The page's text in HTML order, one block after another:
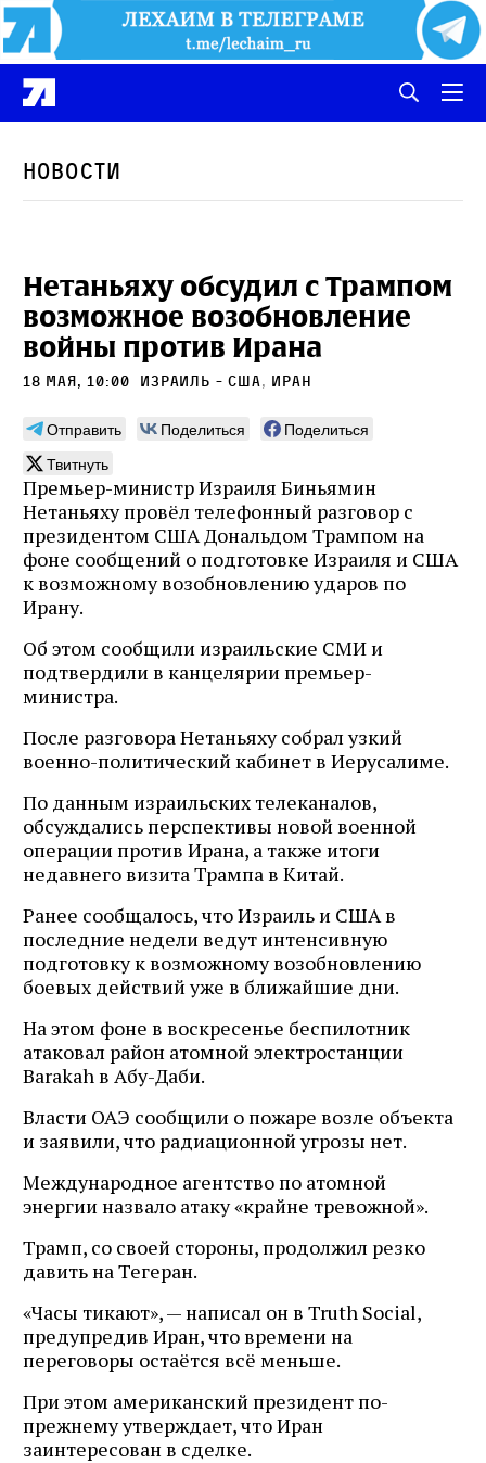
Новости
Нетаньяху обсудил с Трампом
возможное возобновление
войны против Ирана
18 мая, 10:00 Израиль - США, Иран
Отправить Поделиться
Поделиться
Твитнуть
Премьер-министр Израиля Биньямин
Нетаньяху провёл телефонный разговор с
президентом США Дональдом Трампом на
фоне сообщений о подготовке Израиля и США
к возможному возобновлению ударов по
Ирану.
Об этом сообщили израильские СМИ и
подтвердили в канцелярии премьер-
министра.
После разговора Нетаньяху собрал узкий
военно-политический кабинет в Иерусалиме.
По данным израильских телеканалов,
обсуждались перспективы новой военной
операции против Ирана, а также итоги
недавнего визита Трампа в Китай.
Ранее сообщалось, что Израиль и США в
последние недели ведут интенсивную
подготовку к возможному возобновлению
боевых действий уже в ближайшие дни.
На этом фоне в воскресенье беспилотник
атаковал район атомной электростанции
Barakah в Абу-Даби.
Власти ОАЭ сообщили о пожаре возле объекта
и заявили, что радиационной угрозы нет.
Международное агентство по атомной
энергии назвало атаку «крайне тревожной».
Трамп, со своей стороны, продолжил резко
давить на Тегеран.
«Часы тикают», — написал он в Truth Social,
предупредив Иран, что времени на
переговоры остаётся всё меньше.
При этом американский президент по-
прежнему утверждает, что Иран
заинтересован в сделке.